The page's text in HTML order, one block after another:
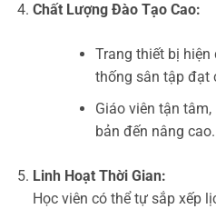
Chất Lượng Đào Tạo Cao:
Trang thiết bị
thống sân tập đạt
Giáo viên tận
bản đến nâng cao.
Linh Hoạt Thời Gian:
Học viên có thể tự sắp xếp